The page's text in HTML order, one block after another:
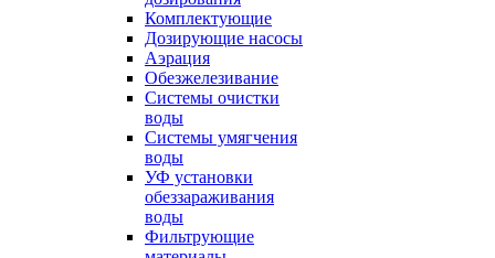
Комплектующие
Дозирующие насосы
Аэрация
Обезжелезивание
Системы очистки
воды
Системы умягчения
воды
УФ установки
обеззараживания
воды
Фильтрующие